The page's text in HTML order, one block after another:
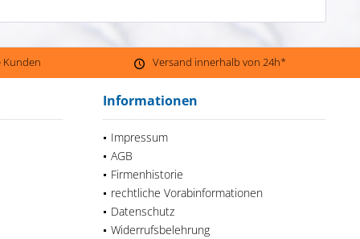
Kunden Versand innerhalb von 24h*
Informationen
Impressum
AGB
Firmenhistorie
rechtliche Vorabinformationen
Datenschutz
Widerrufsbelehrung